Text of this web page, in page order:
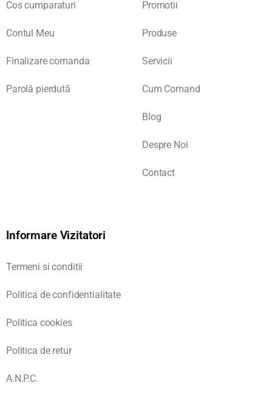
Cos cumparaturi
Contul Meu
Finalizare comanda
Parolă pierdută
Promotii
Produse
Servicii
Cum Comand
Blog
Despre Noi
Contact
Informare Vizitatori
Termeni si conditii
Politica de confidentialitate
Politica cookies
Politica de retur
A.N.P.C.